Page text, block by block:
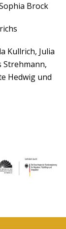
Brock
Kullrich, Julia
Strehmann,
Hedwig und